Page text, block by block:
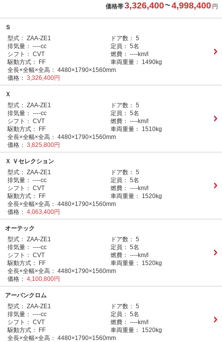
価格帯3,326,400~4,998,400 円
Ｓ
型式： ZAA-ZE1 ドア数： 5
排気量： ----cc 定員： 5名
シフト： CVT 燃費： ----km/l
駆動方式：
FF 車両重量：
1490kg
全長×全幅×全高： 4480×1790×1560mm
価格： 3,326,400円
Ｘ
型式： ZAA-ZE1 ドア数： 5
排気量： ----cc 定員： 5名
シフト： CVT 燃費： ----km/l
駆動方式：
FF 車両重量：
1510kg
全長×全幅×全高： 4480×1790×1560mm
価格： 3,825,800円
Ｘ Ｖセレクション
型式： ZAA-ZE1 ドア数： 5
排気量： ----cc 定員： 5名
シフト： CVT 燃費： ----km/l
駆動方式：
FF 車両重量：
1520kg
全長×全幅×全高： 4480×1790×1560mm
価格： 4,063,400円
オーテック
型式： ZAA-ZE1 ドア数： 5
排気量： ----cc 定員： 5名
シフト： CVT 燃費： ----km/l
駆動方式：
FF 車両重量：
1520kg
全長×全幅×全高： 4480×1790×1560mm
価格： 4,100,800円
アーバンクロム
型式： ZAA-ZE1 ドア数： 5
排気量： ----cc 定員： 5名
シフト： CVT 燃費： ----km/l
駆動方式：
FF 車両重量：
1520kg
全長×全幅×全高： 4480×1790×1560mm